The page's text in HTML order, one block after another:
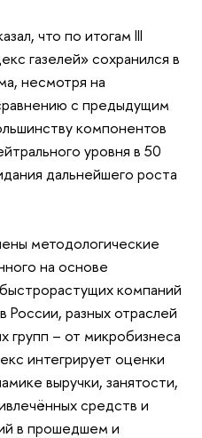
что по итогам III
газелей» сохранился в
несмотря на
с предыдущим
компонентов
уровня в 50
дальнейшего роста
методологические
на основе
компаний
России, разных отраслей
групп – от микробизнеса
интегрирует оценки
выручки, занятости,
средств и
в прошедшем и